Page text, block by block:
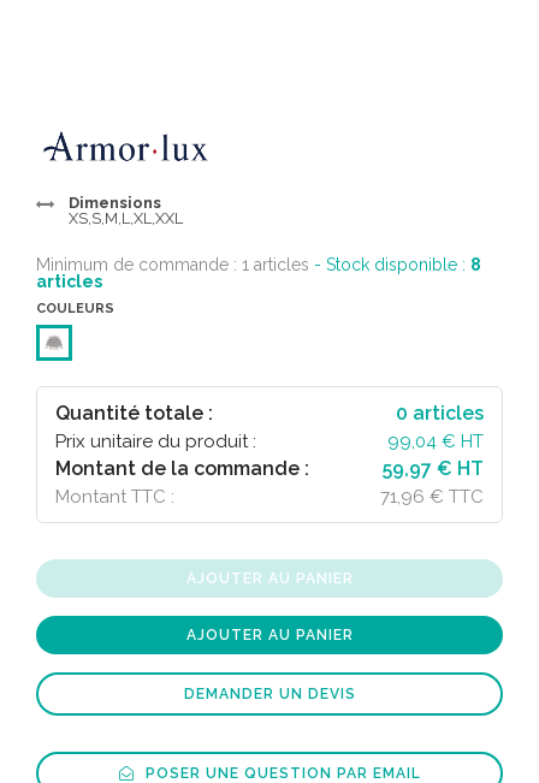
Dimensions
XS,S,M,L,XL,XXL
Minimum de commande : 1 articles - Stock disponible : 8
articles
COULEURS
Quantité totale : 0 articles
Prix unitaire du produit : 99,04 € HT
Montant de la commande : 59,97 € HT
Montant TTC : 71,96 € TTC
AJOUTER AU PANIER
AJOUTER AU PANIER
DEMANDER UN DEVIS
POSER UNE QUESTION PAR EMAIL